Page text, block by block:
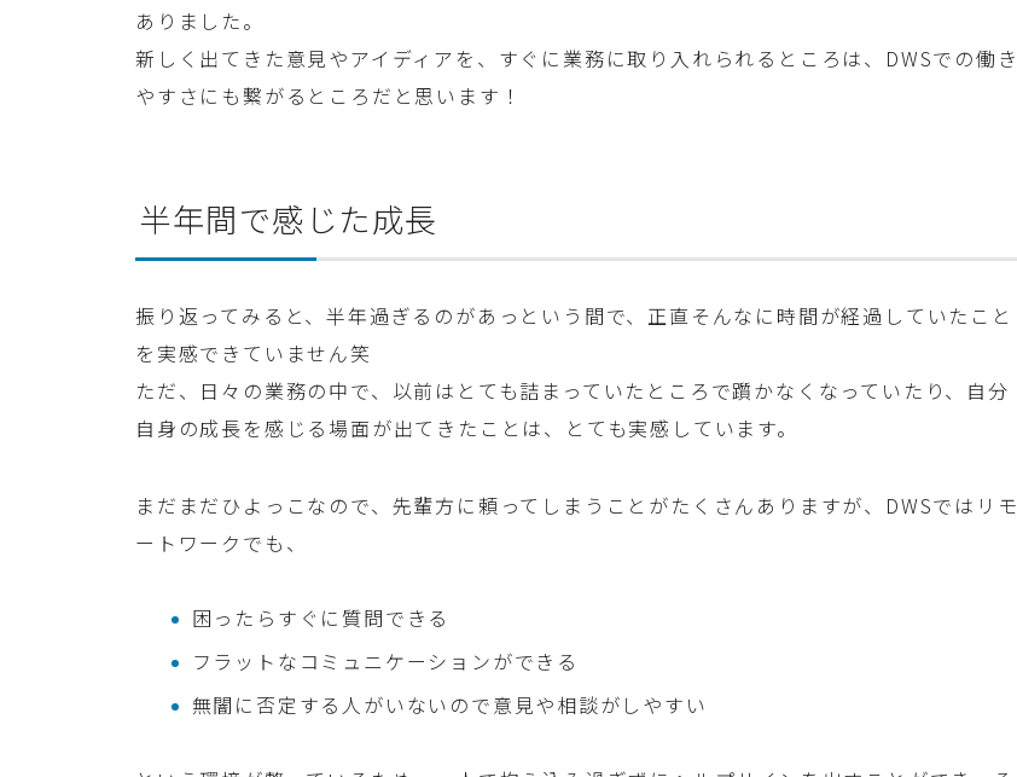
ありました。
新しく出てきた意見やアイディアを、すぐに業務に取り入れられるところは、DWSでの働き
やすさにも繋がるところだと思います！
半年間で感じた成長
振り返ってみると、半年過ぎるのがあっという間で、正直そんなに時間が経過していたこと
を実感できていません笑
ただ、日々の業務の中で、以前はとても詰まっていたところで躓かなくなっていたり、自分
自身の成長を感じる場面が出てきたことは、とても実感しています。
まだまだひよっこなので、先輩方に頼ってしまうことがたくさんありますが、DWSではリモ
ートワークでも、
困ったらすぐに質問できる
フラットなコミュニケーションができる
無闇に否定する人がいないので意見や相談がしやすい